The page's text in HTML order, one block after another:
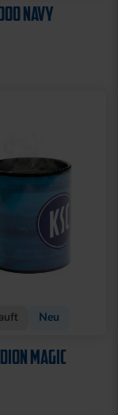
NAVY
Neu
MAGIC